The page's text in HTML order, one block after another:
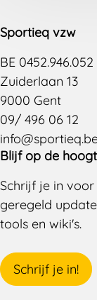
Sportieq vzw
BE 0452.946.052
Zuiderlaan 13
9000 Gent
09/ 496 06 12
Blijf op de
Schrijf je in
geregeld
tools en wiki's.
Schrijf je in!